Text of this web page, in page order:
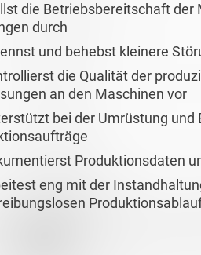
die Betriebsbereitschaft
durch
und behebst kleinere
die Qualität der
an den Maschinen vor
bei der Umrüstung
Produktionsdaten
eng mit der